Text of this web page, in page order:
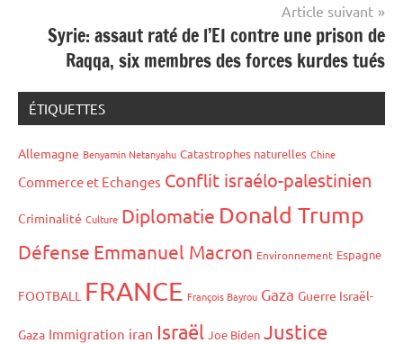
Article suivant
Syrie: assaut raté de l’EI contre une prison de
Raqqa, six membres des forces kurdes tués
ÉTIQUETTES
Allemagne Benyamin Netanyahu Catastrophes naturelles Chine
Commerce et Echanges Conflit israélo-palestinien
Criminalité Culture Diplomatie Donald Trump
Défense Emmanuel Macron Environnement Espagne
FOOTBALL FRANCE François Bayrou Gaza Guerre Israël-
Gaza Immigration iran Israël Joe Biden Justice